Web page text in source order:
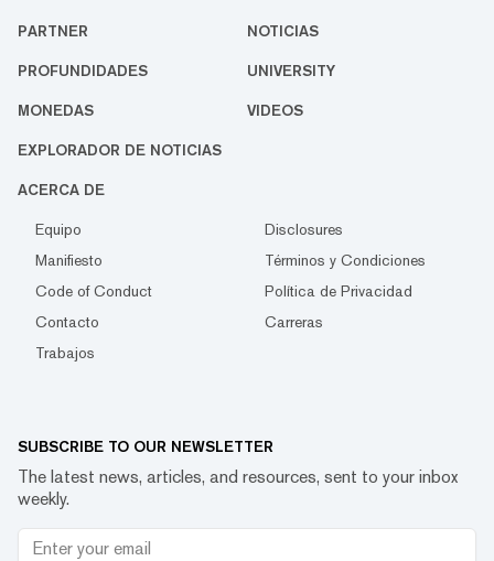
PARTNER NOTICIAS
PROFUNDIDADES UNIVERSITY
MONEDAS VIDEOS
EXPLORADOR DE NOTICIAS
ACERCA DE
Equipo
Disclosures
Manifiesto
Términos y Condiciones
Code of Conduct
Política de Privacidad
Contacto
Carreras
Trabajos
SUBSCRIBE TO OUR NEWSLETTER
The latest news, articles, and resources, sent to your inbox
weekly.